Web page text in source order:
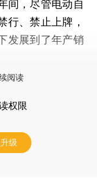
间，尽管电动自
行、禁止上牌，
发展到了年产销
阅读
权限
级